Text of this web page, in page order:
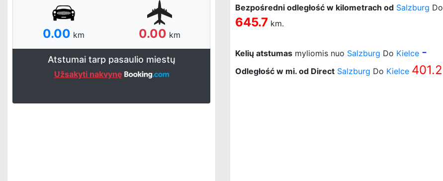
0.00 km 0.00 km
Atstumai tarp pasaulio miestų
Užsakyti nakvynę
Bezpośredni odległość w kilometrach od Salzburg Do
645.7 km.
Kelių atstumas myliomis nuo Salzburg Do Kielce -
Odległość w mi. od Direct Salzburg Do Kielce 401.2